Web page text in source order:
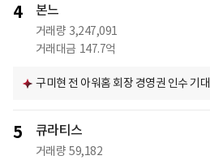
4 본느
거래량 3,247,091
거래대금 147.7억
구미현 전 아워홈 회장 경영권 인수 기대
5 큐라티스
거래량 59,182